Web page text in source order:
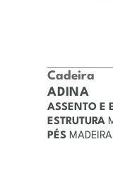
Cadeira
ADINA
ASSENTO E
ESTRUTURA
PÉS MADEIRA